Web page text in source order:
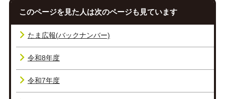
このページを見た人は次のページも見ています
たま広報(バックナンバー)
令和8年度
令和7年度